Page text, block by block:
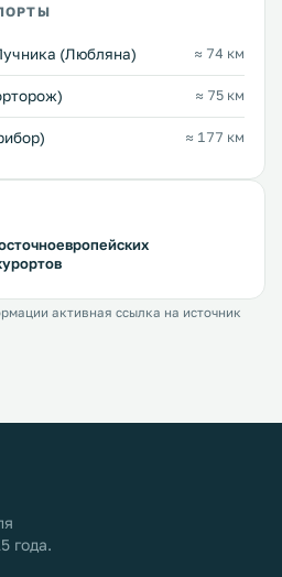
(Любляна) ≈ 74 км
≈ 75 км
≈ 177 км
активная ссылка на источник
года.